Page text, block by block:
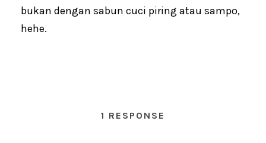
bukan dengan sabun cuci piring atau sampo,
hehe.
1 RESPONSE